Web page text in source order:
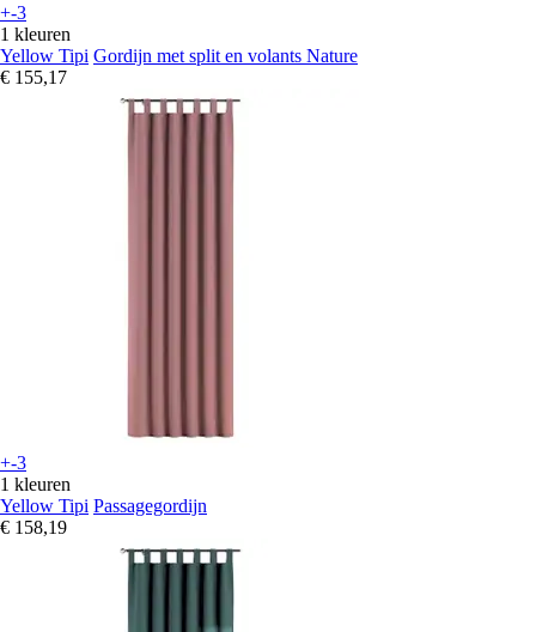
+-3
1 kleuren
Yellow Tipi Gordijn met split en volants Nature
€ 155,17
+-3
1 kleuren
Yellow Tipi Passagegordijn
€ 158,19